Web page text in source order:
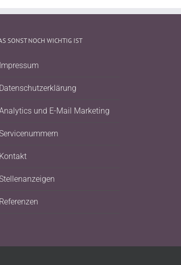
SONST NOCH WICHTIG IST
Impressum
Datenschutzerklärung
und E-Mail Marketing
Kontakt
Referenzen